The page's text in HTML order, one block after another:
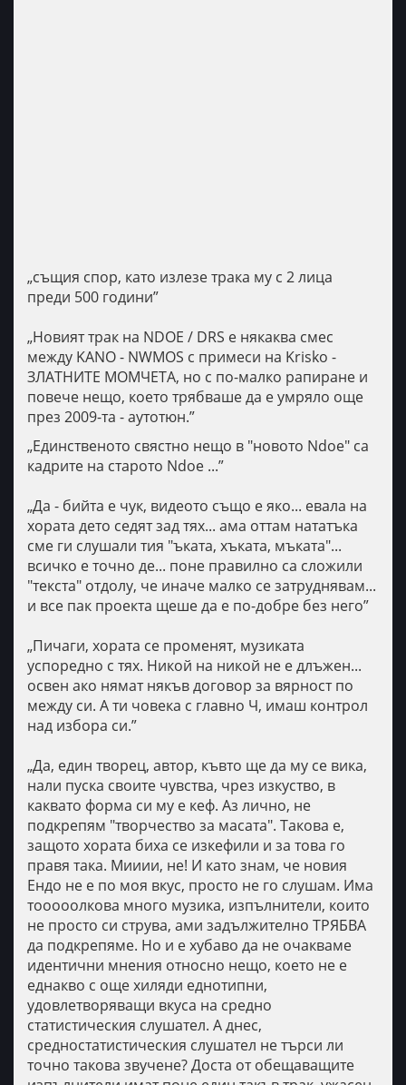
„същия спор, като излезе трака му с 2 лица
преди 500 години”
„Новият трак на NDOE / DRS е някаква смес
между KANO - NWMOS с примеси на Krisko -
ЗЛАТНИТЕ МОМЧЕТА, но с по-малко рапиране и
повече нещо, което трябваше да е умряло още
през 2009-та - аутотюн.”
„Единственото свястно нещо в "новото Ndoe" са
кадрите на старото Ndoe ...”
„Да - бийта е чук, видеото също е яко... евала на
хората дето седят зад тях... ама оттам нататъка
сме ги слушали тия "ъката, хъката, мъката"...
всичко е точно де... поне правилно са сложили
"текста" отдолу, че иначе малко се затруднявам...
и все пак проекта щеше да е по-добре без него”
„Пичаги, хората се променят, музиката
успоредно с тях. Никой на никой не е длъжен...
освен ако нямат някъв договор за вярност по
между си. А ти човека с главно Ч, имаш контрол
над избора си.”
„Да, един творец, автор, къвто ще да му се вика,
нали пуска своите чувства, чрез изкуство, в
каквато форма си му е кеф. Аз лично, не
подкрепям "творчество за масата". Такова е,
защото хората биха се изкефили и за това го
правя така. Мииии, не! И като знам, че новия
Ендо не е по моя вкус, просто не го слушам. Има
тооооолкова много музика, изпълнители, които
не просто си струва, ами задължително ТРЯБВА
да подкрепяме. Но и е хубаво да не очакваме
идентични мнения относно нещо, което не е
еднакво с още хиляди еднотипни,
удовлетворяващи вкуса на средно
статистическия слушател. А днес,
средностатистическия слушател не търси ли
точно такова звучене? Доста от обещаващите